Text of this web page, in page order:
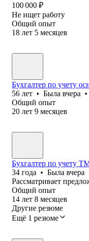
100 000 ₽
Не ищет работу
Общий опыт
18 лет 5 месяцев
Бухгалтер по учету
56 лет • Была вчера •
Общий опыт
20 лет 9 месяцев
Бухгалтер по учету
34 года • Была вчера
Рассматривает
Общий опыт
14 лет 8 месяцев
Другие резюме
Ещё 1 резюме